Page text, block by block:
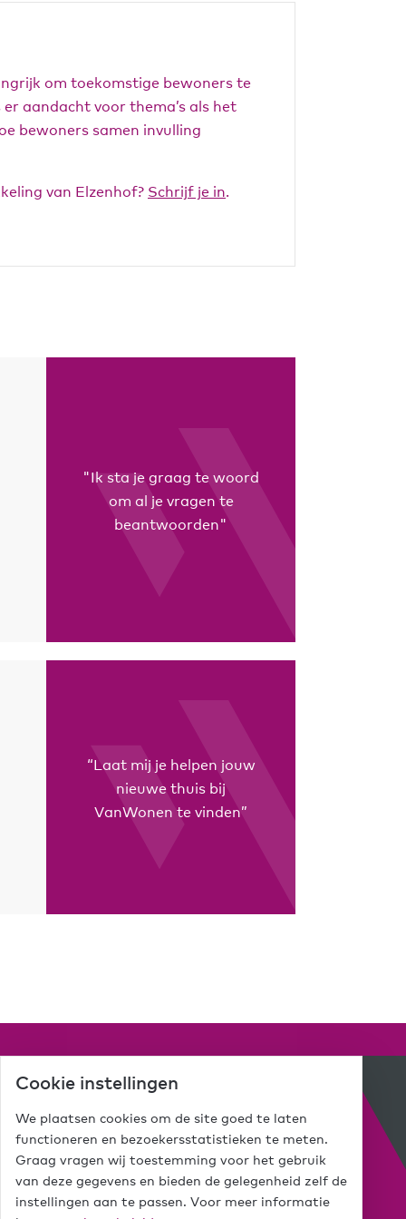
om toekomstige bewoners te
aandacht voor thema’s als het
bewoners samen invulling
van Elzenhof? Schrijf je in.
"Ik sta je graag te woord
om al je vragen te
beantwoorden"
“Laat mij je helpen jouw
nieuwe thuis bij
VanWonen te vinden”
Mijn VanWonen
Interesse
Inloggen
Cookie instellingen
We plaatsen cookies om de site goed te laten
functioneren en bezoekersstatistieken te meten.
Graag vragen wij toestemming voor het gebruik
van deze gegevens en bieden de gelegenheid zelf de
instellingen aan te passen. Voor meer informatie